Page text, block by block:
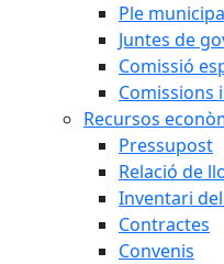
Ple
Juntes de
Comissió
Comissions
Recursos
Pressupost
Relació de
Inventari
Contractes
Convenis